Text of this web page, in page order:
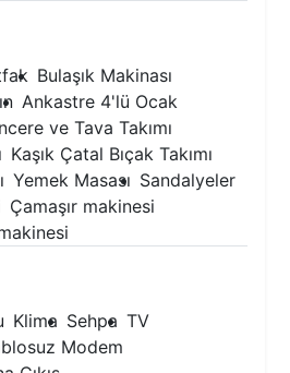
Bulaşık Makinası
Ankastre 4'lü Ocak
ve Tava Takımı
Kaşık Çatal Bıçak Takımı
Yemek Masası Sandalyeler
Çamaşır makinesi
Klima Sehpa TV
Modem